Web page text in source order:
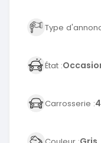
Type
État :
Carrosserie :